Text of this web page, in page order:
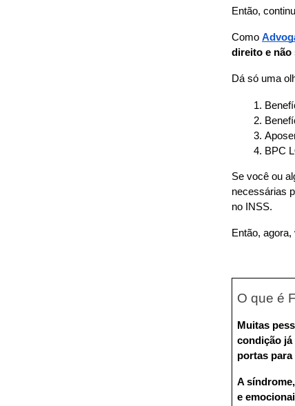
Então,
Como
direito e não
Dá só uma
BPC
Se você ou
necessárias
no INSS.
Então,
O que é
Muitas
condição já
portas
A
e